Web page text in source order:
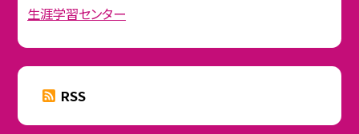
生涯学習センター
RSS